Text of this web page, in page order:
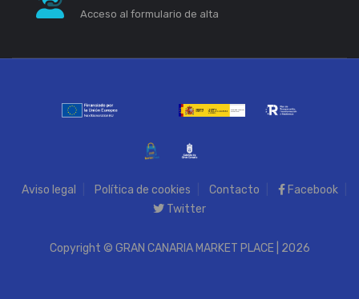
Acceso al formulario de alta
Aviso legal Política de cookies Contacto
Facebook
Twitter
Copyright © GRAN CANARIA MARKET PLACE | 2026